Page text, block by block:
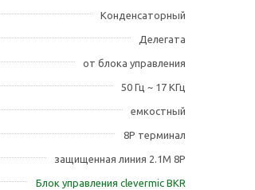
Конденсаторный
Делегата
от блока управления
50 Гц ~ 17 КГц
емкостный
8P терминал
защищенная линия 2.1M 8P
Блок управления clevermic BKR